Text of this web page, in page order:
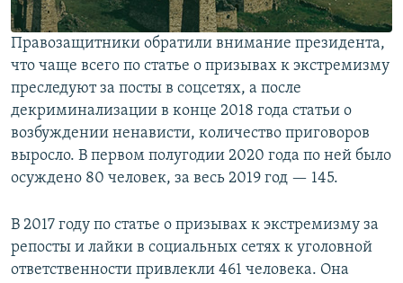
Правозащитники обратили внимание президента,
что чаще всего по статье о призывах к экстремизму
преследуют за посты в соцсетях, а после
декриминализации в конце 2018 года статьи о
возбуждении ненависти, количество приговоров
выросло. В первом полугодии 2020 года по ней было
осуждено 80 человек, за весь 2019 год — 145.
В 2017 году по статье о призывах к экстремизму за
репосты и лайки в социальных сетях к уголовной
ответственности привлекли 461 человека. Она